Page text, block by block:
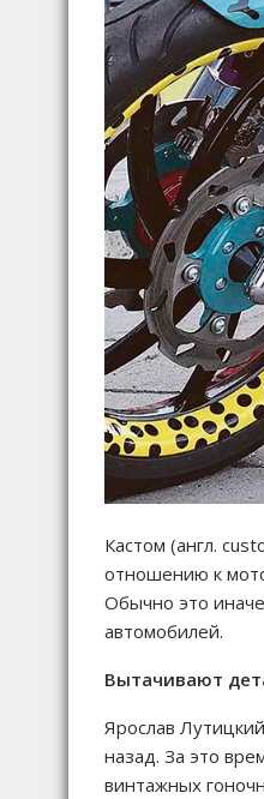
Кастом (англ.
отношению к
Обычно это
автомобилей.
Вытачивают
Ярослав
назад. За это
винтажных